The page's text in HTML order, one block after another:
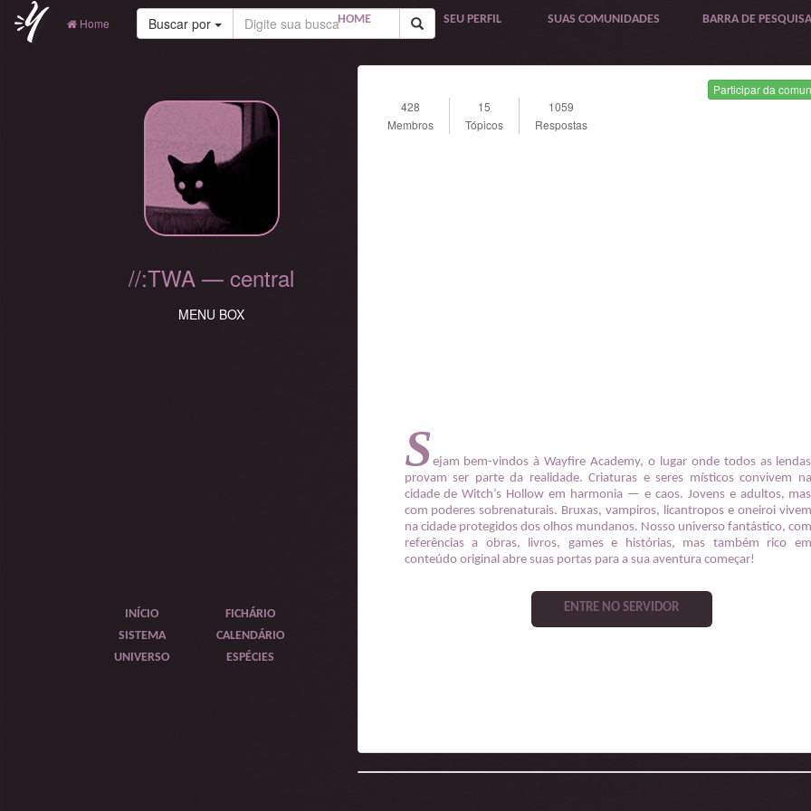
Home Buscar por
//:TWA — central
MENU BOX
Participar da
428
Membros
15
Tópicos
1059
Respostas
HOME SEU PERFIL SUAS COMUNIDADES BARRA DE PESQUISA
INÍCIO
SISTEMA
UNIVERSO
FICHÁRIO
CALENDÁRIO
ESPÉCIES
Sejam bem-vindos à Wayfire Academy, o lugar onde todos as lendas
provam ser parte da realidade. Criaturas e seres místicos convivem na
cidade de Witch’s Hollow em harmonia — e caos. Jovens e adultos, mas
com poderes sobrenaturais. Bruxas, vampiros, licantropos e oneiroi vivem
na cidade protegidos dos olhos mundanos. Nosso universo fantástico, com
referências a obras, livros, games e histórias, mas também rico em
conteúdo original abre suas portas para a sua aventura começar!
ENTRE NO SERVIDOR